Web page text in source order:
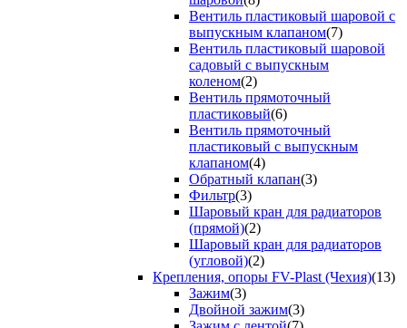
Вентиль пластиковый шаровой с
выпускным клапаном(7)
Вентиль пластиковый шаровой
садовый с выпускным
коленом(2)
Вентиль прямоточный
пластиковый(6)
Вентиль прямоточный
пластиковый с выпускным
клапаном(4)
Обратный клапан(3)
Фильтр(3)
Шаровый кран для радиаторов
(прямой)(2)
Шаровый кран для радиаторов
(угловой)(2)
Крепления, опоры FV-Plast (Чехия)(13)
Зажим(3)
Двойной зажим(3)